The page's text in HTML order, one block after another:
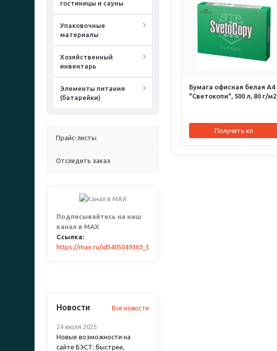
гостиницы и сауны
Упаковочные
материалы
Хозяйственный
инвентарь
Элементы питания
(батарейки)
Прайс-листы
Отследить заказ
Подписывайтесь на наш
канал в MAX
Ссылка:
https://max.ru/id5405049363_biz
Новости Все новости
24 июля 2025
Новые возможности на
сайте БЭСТ: быстрее,
Бумага офисная белая А4
"Светокопи", 500 л, 80 г/м2
Получить кп